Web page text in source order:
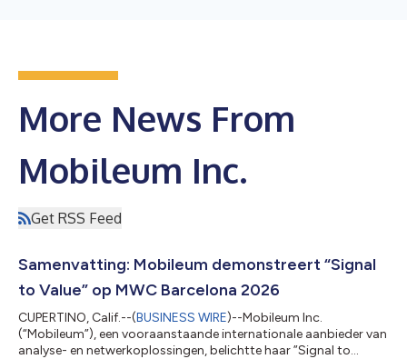
More News From
Mobileum Inc.
Get RSS Feed
Samenvatting: Mobileum demonstreert “Signal
to Value” op MWC Barcelona 2026
CUPERTINO, Calif.--(BUSINESS WIRE)--Mobileum Inc.
(“Mobileum”), een vooraanstaande internationale aanbieder van
analyse- en netwerkoplossingen, belichtte haar ”Signal to